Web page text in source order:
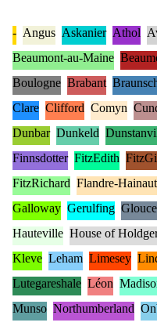
- Angus Askanier Athol
Beaumont-au-Maine
Boulogne Brabant
Clare Clifford Comyn
Dunbar Dunkeld
Finnsdotter FitzEdith
FitzRichard Flandre-Hainaut
Galloway Gerulfing
Hauteville House of
Kleve Leham Limesey
Lutegareshale Léon
Munso Northumberland